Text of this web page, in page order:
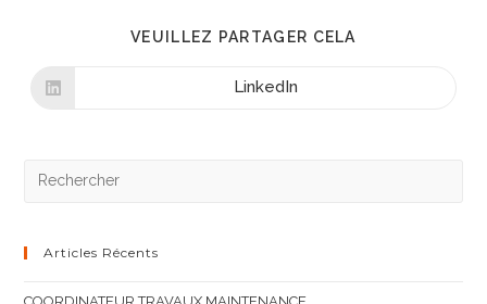
VEUILLEZ PARTAGER CELA
LinkedIn
Articles Récents